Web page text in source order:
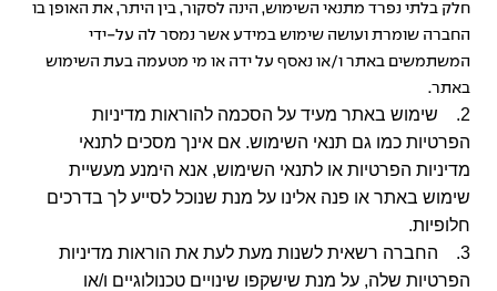
חלק בלתי נפרד מתנאי השימוש, הינה לסקור, בין היתר, את האופן בו
החברה שומרת ועושה שימוש במידע אשר נמסר לה על-ידי
המשתמשים באתר ו/או נאסף על ידה או מי מטעמה בעת השימוש
באתר.
2. שימוש באתר מעיד על הסכמה להוראות מדיניות
הפרטיות כמו גם תנאי השימוש. אם אינך מסכים לתנאי
מדיניות הפרטיות או לתנאי השימוש, אנא הימנע מעשיית
שימוש באתר או פנה אלינו על מנת שנוכל לסייע לך בדרכים
חלופיות.
3. החברה רשאית לשנות מעת לעת את הוראות מדיניות
הפרטיות שלה, על מנת שישקפו שינויים טכנולוגיים ו/או